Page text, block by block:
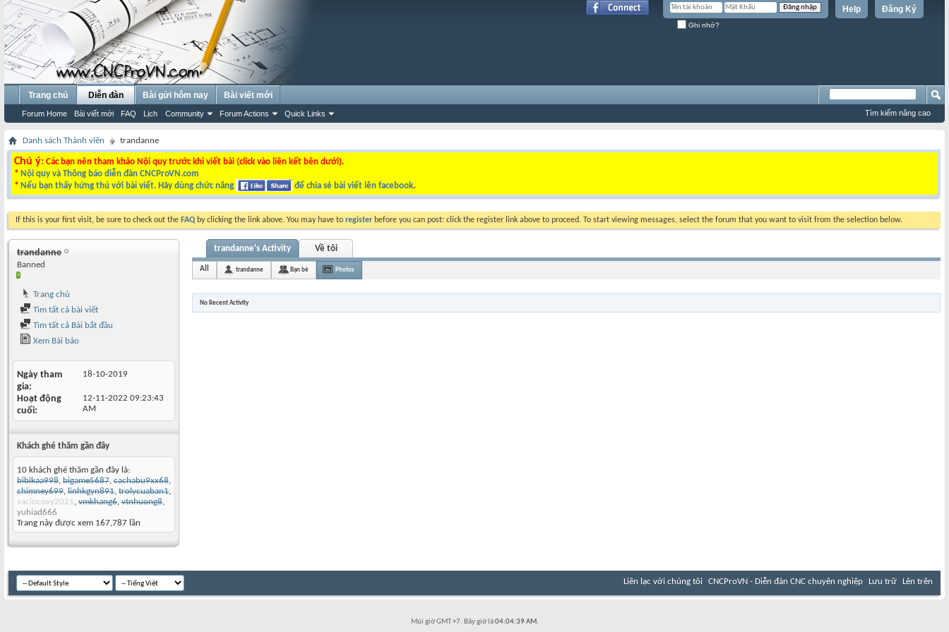
Đăng Ký
Help
Ghi nhớ?
Trang chủ Diễn đàn
Forum Home Bài viết mới FAQ Lịch Community Forum Actions Quick Links
Bài gửi hôm nay Bài viết mới
Tìm kiếm nâng cao
Danh sách Thành viên trandanne
Chú ý: Các bạn nên tham khảo Nội quy trước khi viết bài (click vào liên kết bên dưới).
* Nội quy và Thông báo diễn đàn CNCProVN.com
* Nếu bạn thấy hứng thú với bài viết. Hãy dùng chức năng để chia sẻ bài viết lên facebook.
If this is your first visit, be sure to check out the FAQ by clicking the link above. You may have to register before you can post: click the register link above to proceed. To start viewing messages, select the forum that you want to visit from the selection below.
trandanne
Banned
Trang chủ
Tìm tất cả bài viết
Tìm tất cả Bài bắt đầu
Xem Bài báo
Ngày tham
gia
18-10-2019
Hoạt động
cuối
12-11-2022 09:23:43
AM
Khách ghé thăm gần đây
10 khách ghé thăm gần đây là:
bibikaa998, bigame5687, cachabu9xx68,
chimney699, linhkgyn891, trolycuaban1,
vacincovy2021, vmkhang6, vtnhuong8,
yuhiad666
Trang này được xem 167,787 lần
trandanne's Activity Về tôi
All trandanne Bạn bè Photos
No Recent Activity
Liên lạc với chúng tôi CNCProVN - Diễn đàn CNC chuyên nghiệp Lưu trữ Lên trên
Múi giờ GMT +7. Bây giờ là04:04:39 AM.